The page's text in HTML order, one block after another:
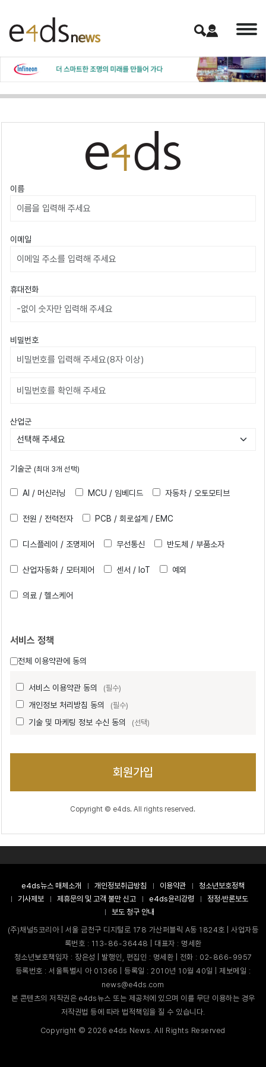
이름
이메일
휴대전화
비밀번호
비밀번호확인
산업군
기술군 (최대 3개 선택)
AI / 머신러닝 MCU / 임베디드 자동차 / 오토모티브
전원 / 전력전자 PCB / 회로설계 / EMC
디스플레이 / 조명제어 무선통신 반도체 / 부품소자
산업자동화 / 모터제어 센서 / IoT 예외
의료 / 헬스케어
서비스 정책
전체 이용약관에 동의
서비스 이용약관 동의 (필수)
개인정보 처리방침 동의 (필수)
기술 및 마케팅 정보 수신 동의 (선택)
회원가입
Copyright © e4ds. All rights reserved.
e4ds뉴스 매체소개 개인정보취급방침 이용약관
청소년보호정책
기사제보
제휴문의 및 고객 불만 신고 e4ds윤리강령
정정·반론보도
보도 청구 안내
(주)채널5코리아 | 서울 금천구 디지털로 178 가산퍼블릭 A동 1824호 | 사업자등
록번호 : 113-86-36448 | 대표자 : 명세환
청소년보호책임자 : 장은성 | 발행인, 편집인 : 명세환 | 전화 : 02-866-9957
등록번호 : 서울특별시 아 01366 | 등록일 : 2010년 10월 40일 | 제보메일 :
news@e4ds.com
본 콘텐츠의 저작권은 e4ds뉴스 또는 제공처에 있으며 이를 무단 이용하는 경우
저작권법 등에 따라 법적책임을 질 수 있습니다.
Copyright ©2026 e4ds News. All Rights Reserved